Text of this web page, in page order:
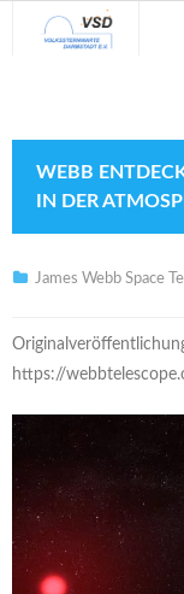
Veranstaltungen
Verein
Kontakt
WEBB
IN DER
James Webb Space
https://